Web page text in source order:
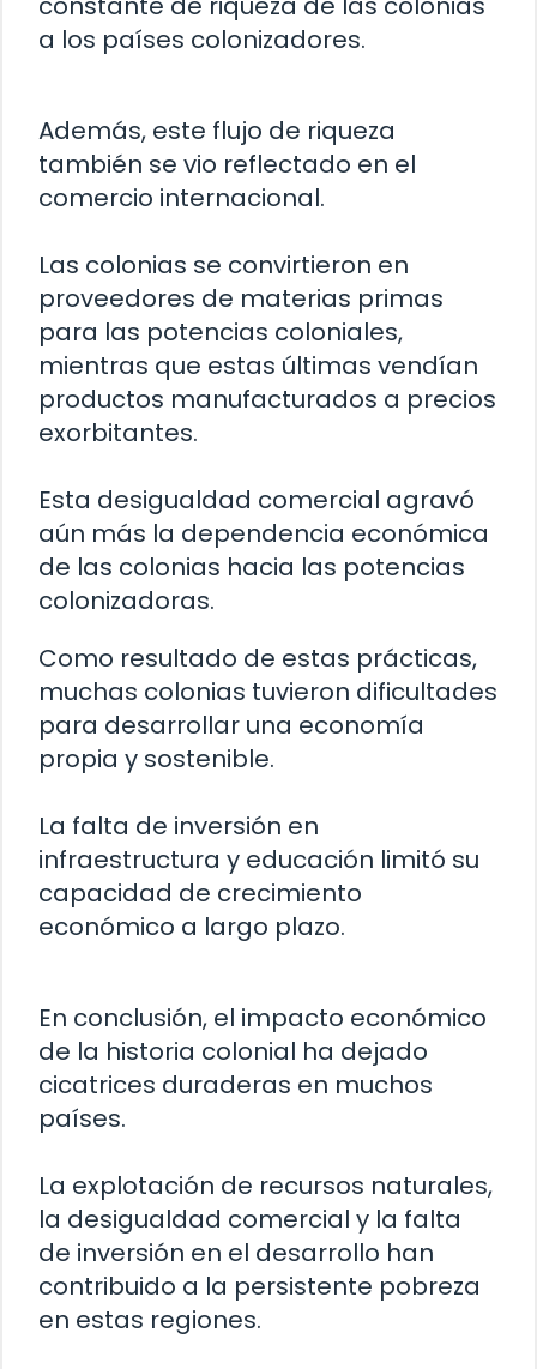
a los países colonizadores.
Además, este flujo de riqueza
también se vio reflectado en el
comercio internacional.
Las colonias se convirtieron en
proveedores de materias primas
para las potencias coloniales,
mientras que estas últimas vendían
productos manufacturados a precios
exorbitantes.
Esta desigualdad comercial agravó
aún más la dependencia económica
de las colonias hacia las potencias
colonizadoras.
Como resultado de estas prácticas,
muchas colonias tuvieron dificultades
para desarrollar una economía
propia y sostenible.
La falta de inversión en
infraestructura y educación limitó su
capacidad de crecimiento
económico a largo plazo.
En conclusión, el impacto económico
de la historia colonial ha dejado
cicatrices duraderas en muchos
países.
La explotación de recursos naturales,
la desigualdad comercial y la falta
de inversión en el desarrollo han
contribuido a la persistente pobreza
en estas regiones.